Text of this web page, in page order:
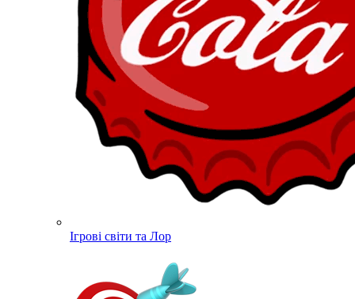
Ігрові світи та Лор